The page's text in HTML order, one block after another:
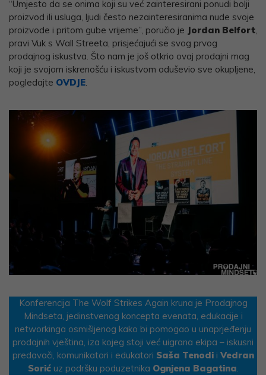
“Umjesto da se onima koji su već zainteresirani ponudi bolji
proizvod ili usluga, ljudi često nezainteresiranima nude svoje
proizvode i pritom gube vrijeme”, poručio je Jordan Belfort
pravi Vuk s Wall Streeta, prisjećajući se svog prvog
prodajnog iskustva. Što nam je još otkrio ovaj prodajni mag
koji je svojom iskrenošću i iskustvom oduševio sve okupljene,
pogledajte OVDJE
Konferencija The Wolf Strikes Again kruna je Prodajnog
Mindseta, jedinstvenog koncepta evenata, edukacije i
networkinga osmišljenog kako bi pomogao u unaprjeđenju
prodajnih vještina, iza kojeg stoji već uigrana ekipa – iskusni
predavači, komunikatori i edukatori Saša Tenodii Vedran
Sorićuz podršku poduzetnika Ognjena Bagatina.